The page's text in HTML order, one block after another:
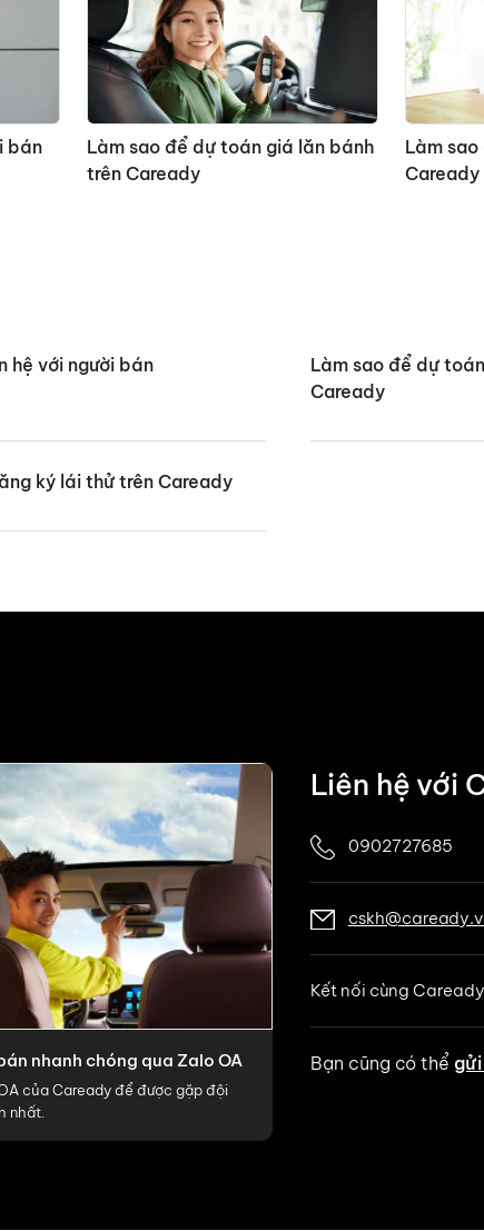
bán
Làm sao để dự toán giá lăn bánh
trên Caready
Làm sao
Caready
hệ với người bán
Làm sao để dự
Caready
ký lái thử trên Caready
nhanh chóng qua Zalo OA
của Caready để được gặp đội
nhất.
Liên hệ với
0902727685
Kết nối cùng
Bạn cũng có thể